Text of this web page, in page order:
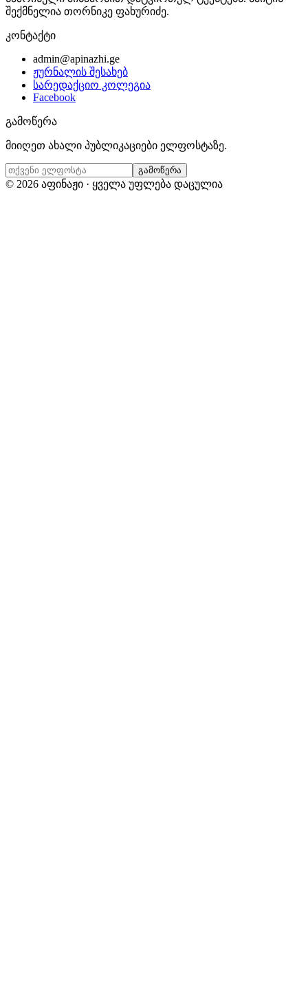
შექმნელია თორნიკე ფახურიძე.
კონტაქტი
admin@apinazhi.ge
ჟურნალის შესახებ
სარედაქციო კოლეგია
Facebook
გამოწერა
მიიღეთ ახალი პუბლიკაციები ელფოსტაზე.
გამოწერა
© 2026 აფინაჟი · ყველა უფლება დაცულია